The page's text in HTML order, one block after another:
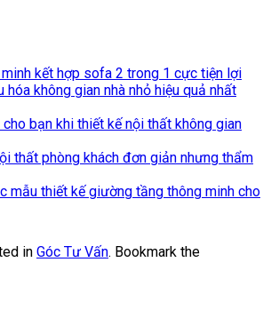
kết hợp sofa 2 trong 1 cực tiện lợi
hóa không gian nhà nhỏ hiệu quả nhất
bạn khi thiết kế nội thất không gian
thất phòng khách đơn giản nhưng thẩm
mẫu thiết kế giường tầng thông minh cho
in Góc Tư Vấn. Bookmark the